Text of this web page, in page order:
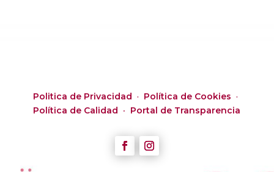
Politica de Privacidad · Política de Cookies ·
Política de Calidad · Portal de Transparencia